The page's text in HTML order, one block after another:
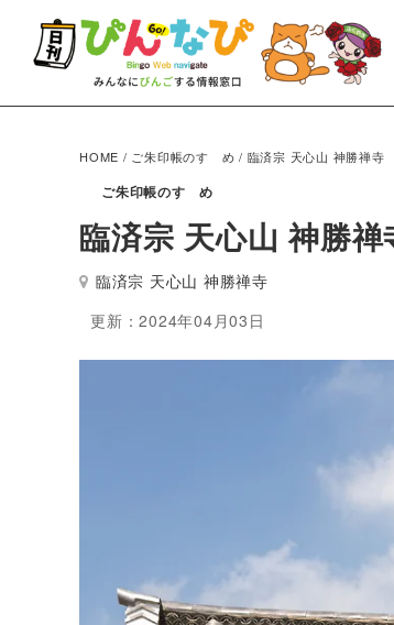
HOME / ご朱印帳のすゝめ / 臨済宗 天心山 神勝禅寺
ご朱印帳のすゝめ
臨済宗 天心山 神勝禅
臨済宗 天心山 神勝禅寺
更新：2024年04月03日